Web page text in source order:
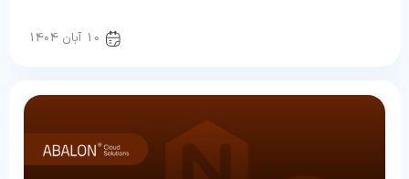
10 آبان 1404